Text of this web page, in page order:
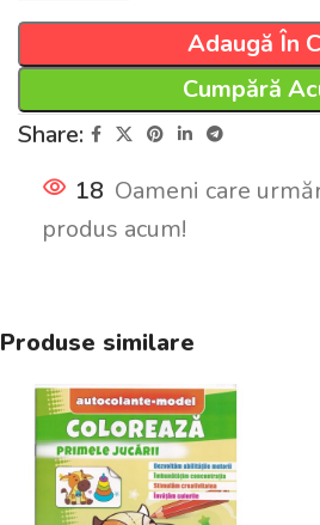
Adaugă În
Cumpără
Share:
18 Oameni care
produs acum!
Produse similare